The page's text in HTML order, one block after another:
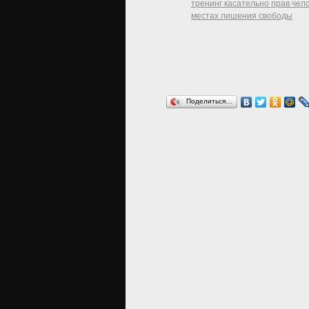
тренинг касательно прав
местах лишения свободы
Поделиться…